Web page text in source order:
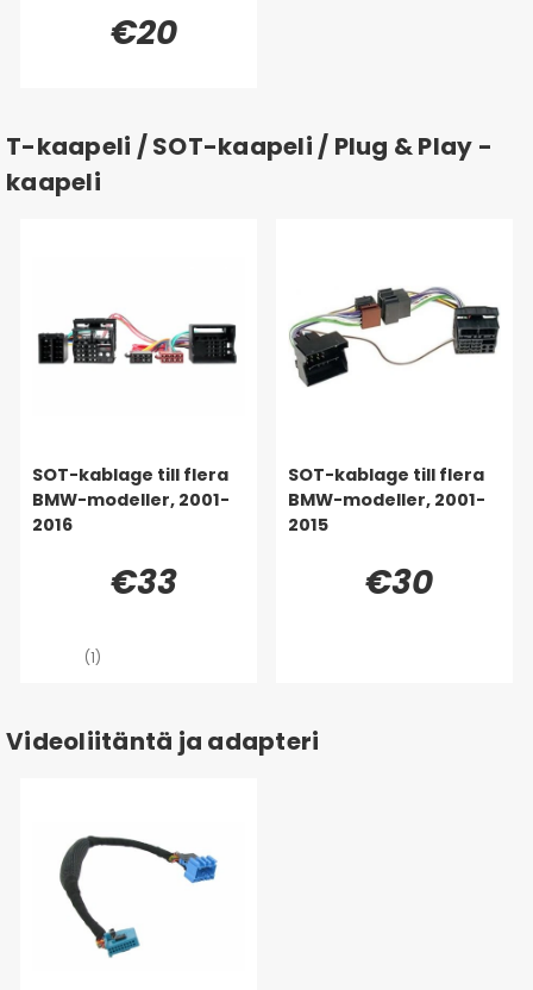
€20
T-kaapeli / SOT-kaapeli / Plug & Play -
kaapeli
SOT-kablage till flera
BMW-modeller, 2001-
2016
€33
(1)
SOT-kablage till flera
BMW-modeller, 2001-
2015
€30
Videoliitäntä ja adapteri